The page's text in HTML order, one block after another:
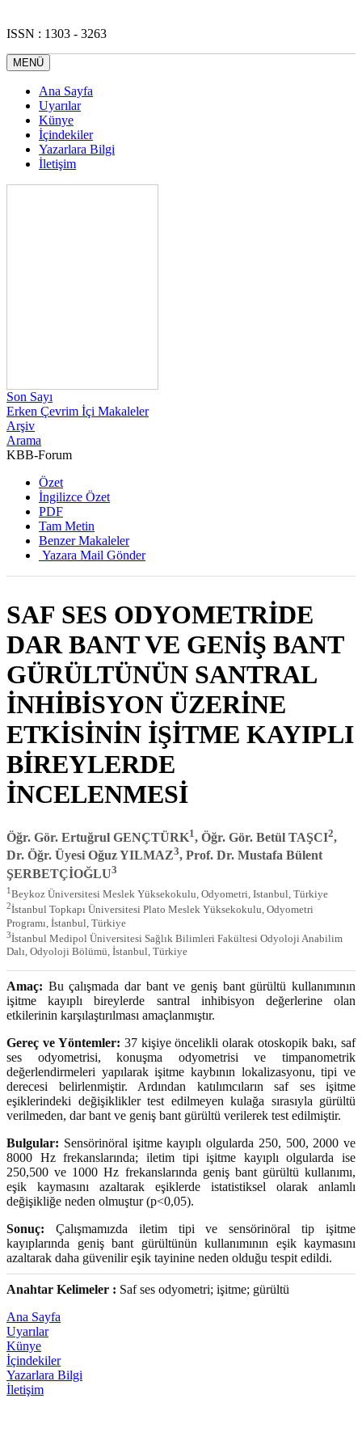
ISSN : 1303 - 3263
MENÜ
Ana Sayfa
Uyarılar
Künye
İçindekiler
Yazarlara Bilgi
İletişim
Son Sayı
Erken Çevrim İçi Makaleler
Arşiv
Arama
KBB-Forum
Özet
İngilizce Özet
PDF
Tam Metin
Benzer Makaleler
Yazara Mail Gönder
SAF SES ODYOMETRİDE
DAR BANT VE GENİŞ BANT
GÜRÜLTÜNÜN SANTRAL
İNHİBİSYON ÜZERİNE
ETKİSİNİN İŞİTME KAYIPLI
BİREYLERDE
İNCELENMESİ
Öğr. Gör. Ertuğrul GENÇTÜRK1, Öğr. Gör. Betül TAŞCI2,
Dr. Öğr. Üyesi Oğuz YILMAZ3, Prof. Dr. Mustafa Bülent
ŞERBETÇİOĞLU3
1Beykoz Üniversitesi Meslek Yüksekokulu, Odyometri, Istanbul, Türkiye
2İstanbul Topkapı Üniversitesi Plato Meslek Yüksekokulu, Odyometri
Programı, İstanbul, Türkiye
3İstanbul Medipol Üniversitesi Sağlık Bilimleri Fakültesi Odyoloji Anabilim
Dalı, Odyoloji Bölümü, İstanbul, Türkiye
Amaç: Bu çalışmada dar bant ve geniş bant gürültü kullanımının
işitme kayıplı bireylerde santral inhibisyon değerlerine olan
etkilerinin karşılaştırılması amaçlanmıştır.
Gereç ve Yöntemler: 37 kişiye öncelikli olarak otoskopik bakı, saf
ses odyometrisi, konuşma odyometrisi ve timpanometrik
değerlendirmeleri yapılarak işitme kaybının lokalizasyonu, tipi ve
derecesi belirlenmiştir. Ardından katılımcıların saf ses işitme
eşiklerindeki değişiklikler test edilmeyen kulağa sırasıyla gürültü
verilmeden, dar bant ve geniş bant gürültü verilerek test edilmiştir.
Bulgular: Sensörinöral işitme kayıplı olgularda 250, 500, 2000 ve
8000 Hz frekanslarında; iletim tipi işitme kayıplı olgularda ise
250,500 ve 1000 Hz frekanslarında geniş bant gürültü kullanımı,
eşik kaymasını azaltarak eşiklerde istatistiksel olarak anlamlı
değişikliğe neden olmuştur (p<0,05).
Sonuç: Çalışmamızda iletim tipi ve sensörinöral tip işitme
kayıplarında geniş bant gürültünün kullanımının eşik kaymasını
azaltarak daha güvenilir eşik tayinine neden olduğu tespit edildi.
Anahtar Kelimeler : Saf ses odyometri; işitme; gürültü
Ana Sayfa
Uyarılar
Künye
İçindekiler
Yazarlara Bilgi
İletişim